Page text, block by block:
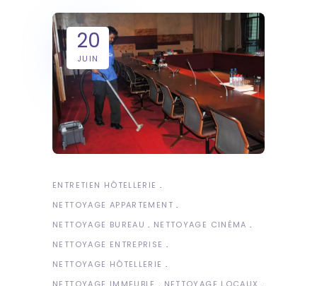
20
JUIN
ENTRETIEN HÔTELLERIE
NETTOYAGE APPARTEMENT
NETTOYAGE BUREAU
NETTOYAGE CINÉMA
NETTOYAGE ENTREPRISE
NETTOYAGE HÔTELLERIE